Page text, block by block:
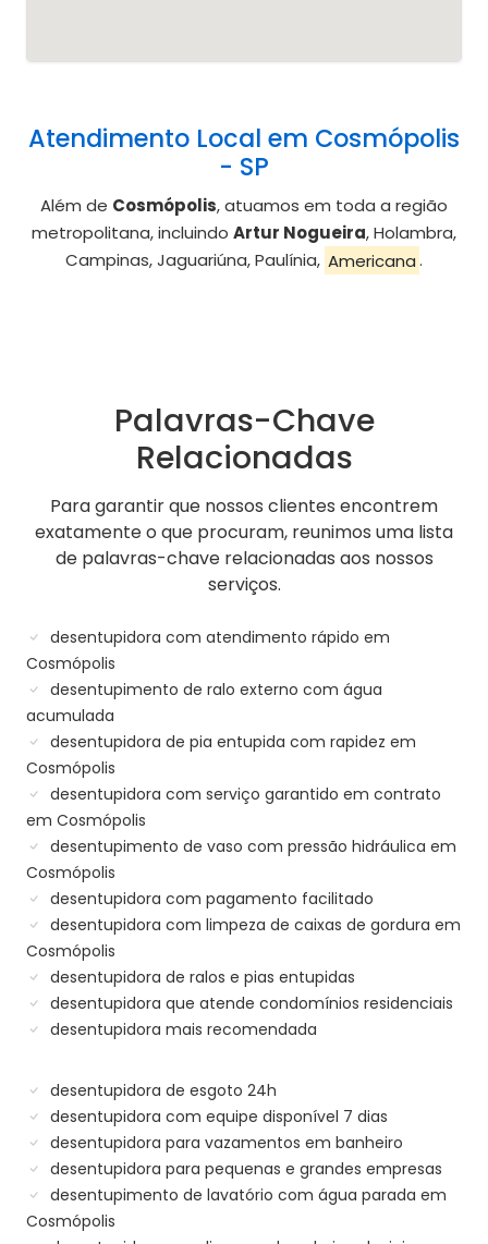
Atendimento Local em Cosmópolis
- SP
Além de Cosmópolis, atuamos em toda a região
metropolitana, incluindo Artur Nogueira, Holambra,
Campinas, Jaguariúna, Paulínia, Americana.
Palavras-Chave
Relacionadas
Para garantir que nossos clientes encontrem
exatamente o que procuram, reunimos uma lista
de palavras-chave relacionadas aos nossos
serviços.
desentupidora com atendimento rápido em
Cosmópolis
desentupimento de ralo externo com água
acumulada
desentupidora de pia entupida com rapidez em
Cosmópolis
desentupidora com serviço garantido em contrato
em Cosmópolis
desentupimento de vaso com pressão hidráulica em
Cosmópolis
desentupidora com pagamento facilitado
desentupidora com limpeza de caixas de gordura em
Cosmópolis
desentupidora de ralos e pias entupidas
desentupidora que atende condomínios residenciais
desentupidora mais recomendada
desentupidora de esgoto 24h
desentupidora com equipe disponível 7 dias
desentupidora para vazamentos em banheiro
desentupidora para pequenas e grandes empresas
desentupimento de lavatório com água parada em
Cosmópolis